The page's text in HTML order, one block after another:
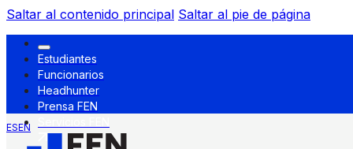
Saltar al contenido principal Saltar al pie de página
Estudiantes
Funcionarios
Headhunter
Prensa FEN
ESEN